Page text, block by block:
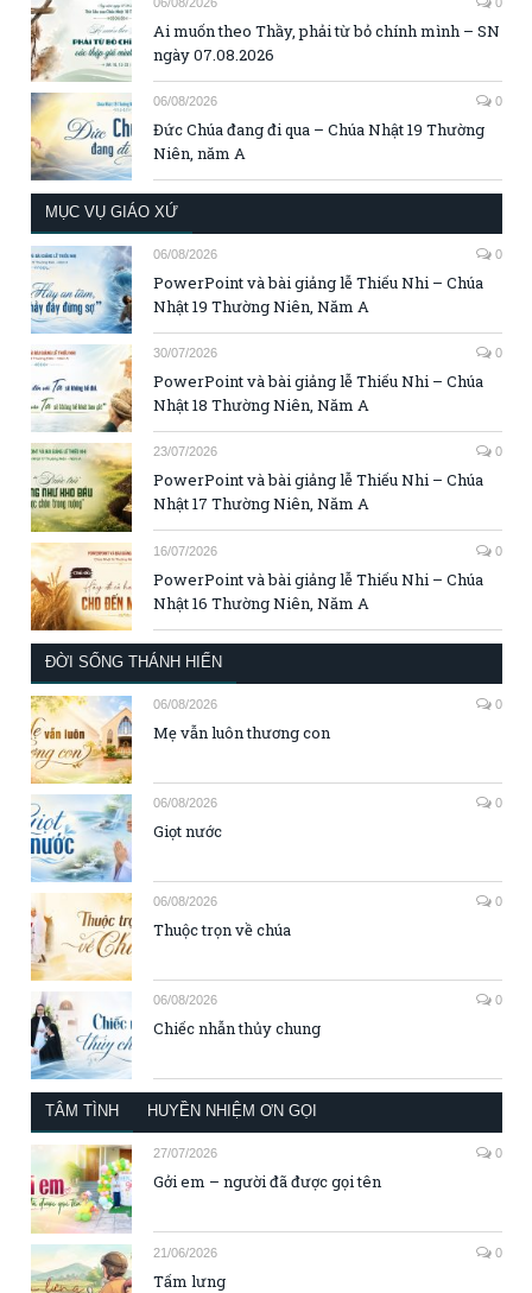
Ai muốn theo Thầy, phải từ bỏ chính mình – SN
ngày 07.08.2026
06/08/2026 0
Đức Chúa đang đi qua – Chúa Nhật 19 Thường
Niên, năm A
MỤC VỤ GIÁO XỨ
06/08/2026 0
PowerPoint và bài giảng lễ Thiếu Nhi – Chúa
Nhật 19 Thường Niên, Năm A
30/07/2026 0
PowerPoint và bài giảng lễ Thiếu Nhi – Chúa
Nhật 18 Thường Niên, Năm A
23/07/2026 0
PowerPoint và bài giảng lễ Thiếu Nhi – Chúa
Nhật 17 Thường Niên, Năm A
16/07/2026 0
PowerPoint và bài giảng lễ Thiếu Nhi – Chúa
Nhật 16 Thường Niên, Năm A
ĐỜI SỐNG THÁNH HIẾN
06/08/2026 0
Mẹ vẫn luôn thương con
06/08/2026 0
Giọt nước
06/08/2026 0
Thuộc trọn về chúa
06/08/2026 0
Chiếc nhẫn thủy chung
TÂM TÌNH HUYỀN NHIỆM ƠN GỌI
27/07/2026 0
Gởi em – người đã được gọi tên
21/06/2026 0
Tấm lưng